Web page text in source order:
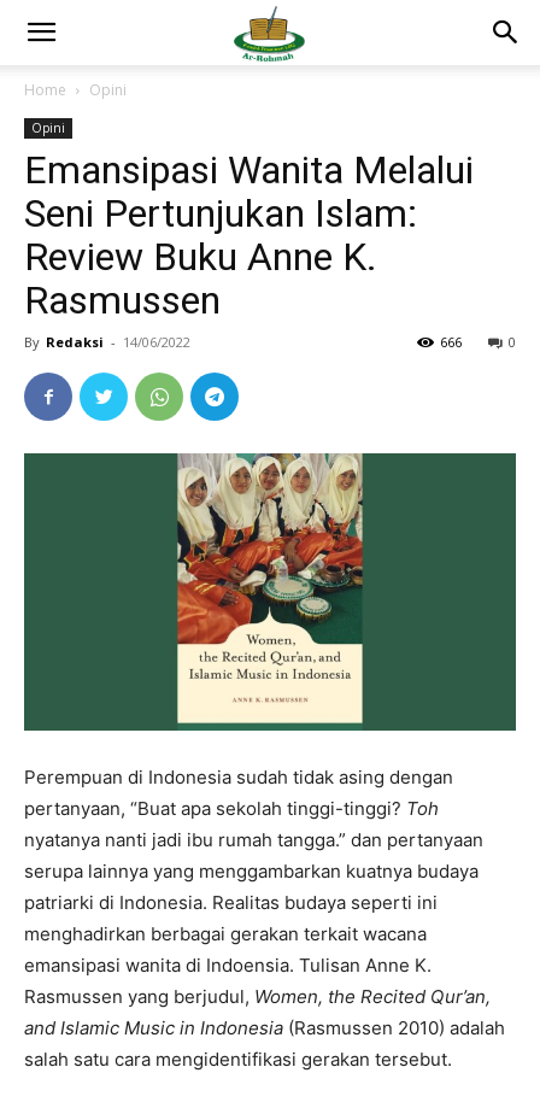
Home Opini
Opini
Emansipasi Wanita Melalui
Seni Pertunjukan Islam:
Review Buku Anne K.
Rasmussen
By Redaksi - 14/06/2022 0
666
Perempuan di Indonesia sudah tidak asing dengan
pertanyaan, “Buat apa sekolah tinggi-tinggi? Toh
nyatanya nanti jadi ibu rumah tangga.” dan pertanyaan
serupa lainnya yang menggambarkan kuatnya budaya
patriarki di Indonesia. Realitas budaya seperti ini
menghadirkan berbagai gerakan terkait wacana
emansipasi wanita di Indoensia. Tulisan Anne K.
Rasmussen yang berjudul, Women, the Recited Qur’an,
and Islamic Music in Indonesia (Rasmussen 2010) adalah
salah satu cara mengidentifikasi gerakan tersebut.